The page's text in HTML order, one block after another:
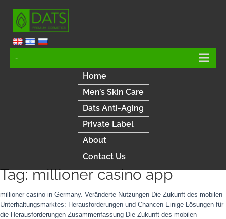
-
Home
Men’s Skin Care
Dats Anti-Aging
Private Label
About
Contact Us
Tag: millioner casino app
millioner casino in Germany. Veränderte Nutzungen Die Zukunft des mobilen
Unterhaltungsmarktes: Herausforderungen und Chancen Einige Lösungen für
die Herausforderungen Zusammenfassung Die Zukunft des mobilen